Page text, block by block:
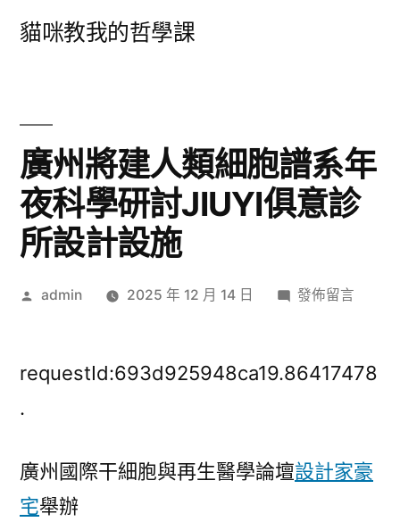
貓咪教我的哲學課
廣州將建人類細胞譜系年
夜科學研討JIUYI俱意診
所設計設施
作
admin 2025 年 12 月 14 日
在
將
細
發佈留言
requestId:693d925948ca19.86417478
.
廣州國際干細胞與再生醫學論壇設計家豪
宅舉辦